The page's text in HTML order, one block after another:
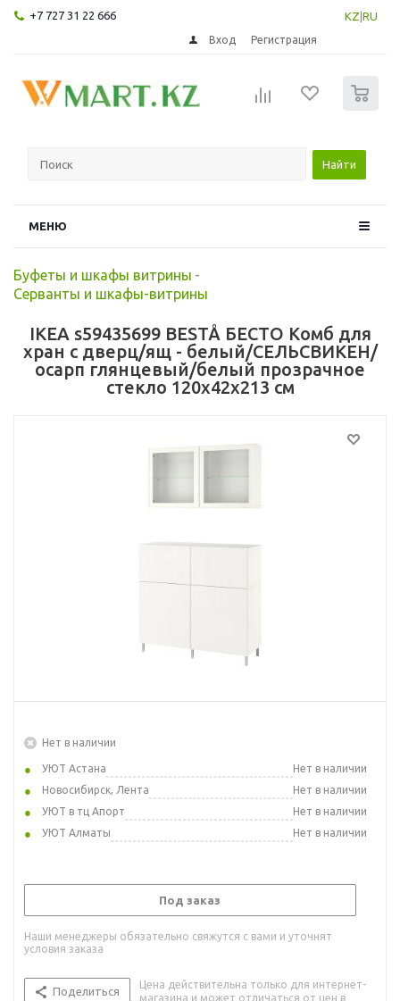
+7 727 31 22 666 KZ RU
Вход Регистрация
Найти
МЕНЮ
Буфеты и шкафы витрины -
Серванты и шкафы-витрины
IKEA s59435699 BESTÅ БЕСТО Комб для
хран с дверц/ящ - белый/СЕЛЬСВИКЕН/
осарп глянцевый/белый прозрачное
стекло 120x42x213 см
Нет в наличии
УЮТ Астана
Нет в наличии
Новосибирск, Лента
Нет в наличии
УЮТ в тц Апорт
Нет в наличии
УЮТ Алматы
Нет в наличии
Под заказ
Наши менеджеры обязательно свяжутся с вами и уточнят
условия заказа
Поделиться
Цена действительна только для интернет-
магазина и может отличаться от цен в